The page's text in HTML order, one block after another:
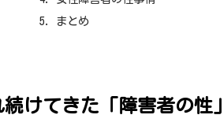
まとめ
けてきた「障害者の性」